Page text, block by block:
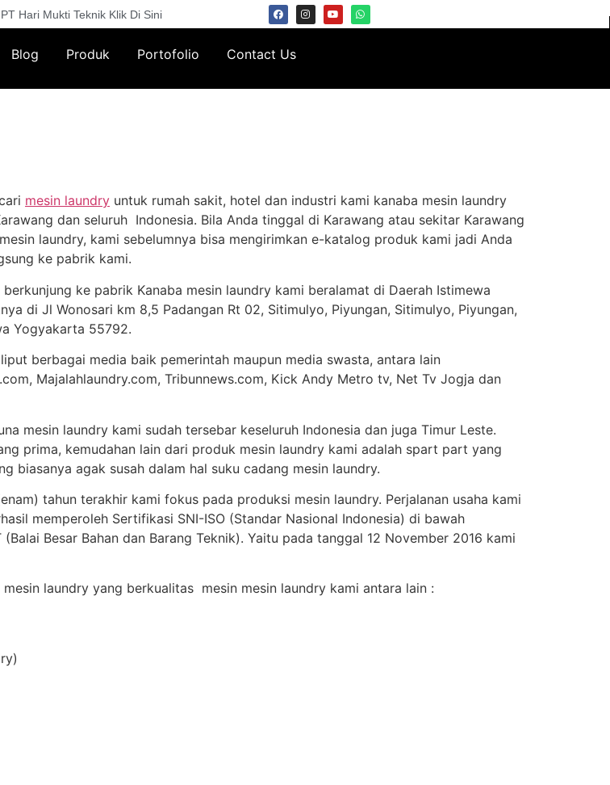
Hari Mukti Teknik Klik Di Sini
Blog Produk Portofolio Contact Us
mesin laundry untuk rumah sakit, hotel dan industri kami kanaba mesin laundry
dan seluruh Indonesia. Bila Anda tinggal di Karawang atau sekitar Karawang
laundry, kami sebelumnya bisa mengirimkan e-katalog produk kami jadi Anda
ke pabrik kami.
ke pabrik Kanaba mesin laundry kami beralamat di Daerah Istimewa
di Jl Wonosari km 8,5 Padangan Rt 02, Sitimulyo, Piyungan, Sitimulyo, Piyungan,
Yogyakarta 55792.
berbagai media baik pemerintah maupun media swasta, antara lain
Majalahlaundry.com, Tribunnews.com, Kick Andy Metro tv, Net Tv Jogja dan
mesin laundry kami sudah tersebar keseluruh Indonesia dan juga Timur Leste.
prima, kemudahan lain dari produk mesin laundry kami adalah spart part yang
biasanya agak susah dalam hal suku cadang mesin laundry.
tahun terakhir kami fokus pada produksi mesin laundry. Perjalanan usaha kami
memperoleh Sertifikasi SNI-ISO (Standar Nasional Indonesia) di bawah
Besar Bahan dan Barang Teknik). Yaitu pada tanggal 12 November 2016 kami
laundry yang berkualitas mesin mesin laundry kami antara lain :